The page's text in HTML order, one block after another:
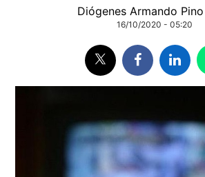
Diógenes Armando
16/10/2020 - 05:20